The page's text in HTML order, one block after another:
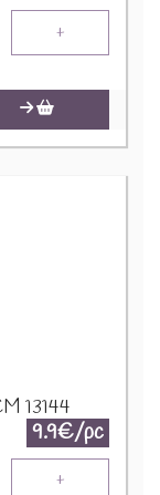
+
13144
9.9€/pc
+